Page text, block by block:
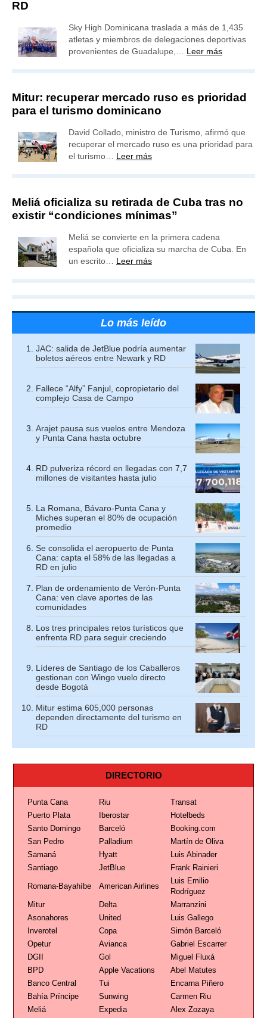
RD
Sky High Dominicana traslada a más de 1,435
atletas y miembros de delegaciones deportivas
provenientes de Guadalupe,… Leer más
Mitur: recuperar mercado ruso es prioridad
para el turismo dominicano
David Collado, ministro de Turismo, afirmó que
recuperar el mercado ruso es una prioridad para
el turismo… Leer más
Meliá oficializa su retirada de Cuba tras no
existir “condiciones mínimas”
Meliá se convierte en la primera cadena
española que oficializa su marcha de Cuba. En
un escrito… Leer más
Lo más leído
JAC: salida de JetBlue podría aumentar
boletos aéreos entre Newark y RD
Fallece “Alfy” Fanjul, copropietario del
complejo Casa de Campo
Arajet pausa sus vuelos entre Mendoza
y Punta Cana hasta octubre
RD pulveriza récord en llegadas con 7,7
millones de visitantes hasta julio
La Romana, Bávaro-Punta Cana y
Miches superan el 80% de ocupación
promedio
Se consolida el aeropuerto de Punta
Cana: capta el 58% de las llegadas a
RD en julio
Plan de ordenamiento de Verón-Punta
Cana: ven clave aportes de las
comunidades
Los tres principales retos turísticos que
enfrenta RD para seguir creciendo
Líderes de Santiago de los Caballeros
gestionan con Wingo vuelo directo
desde Bogotá
Mitur estima 605,000 personas
dependen directamente del turismo en
RD
DIRECTORIO
Punta Cana Riu
Transat
Puerto Plata
Iberostar
Hotelbeds
Santo Domingo
Barceló
Booking.com
San Pedro
Palladium
Martín de Oliva
Samaná
Hyatt
Luis Abinader
Santiago
JetBlue Frank Rainieri
Romana-Bayahíbe American Airlines
Luis Emilio
Rodríguez
Mitur
Delta
Marranzini
Asonahores
United
Luis Gallego
Inverotel
Copa
Simón Barceló
Opetur
Avianca
Gabriel Escarrer
DGII
Gol
Miguel Fluxá
BPD
Apple Vacations
Abel Matutes
Banco Central
Tui
Encarna Piñero
Bahía Príncipe
Sunwing
Carmen Riu
Meliá
Expedia Alex Zozaya